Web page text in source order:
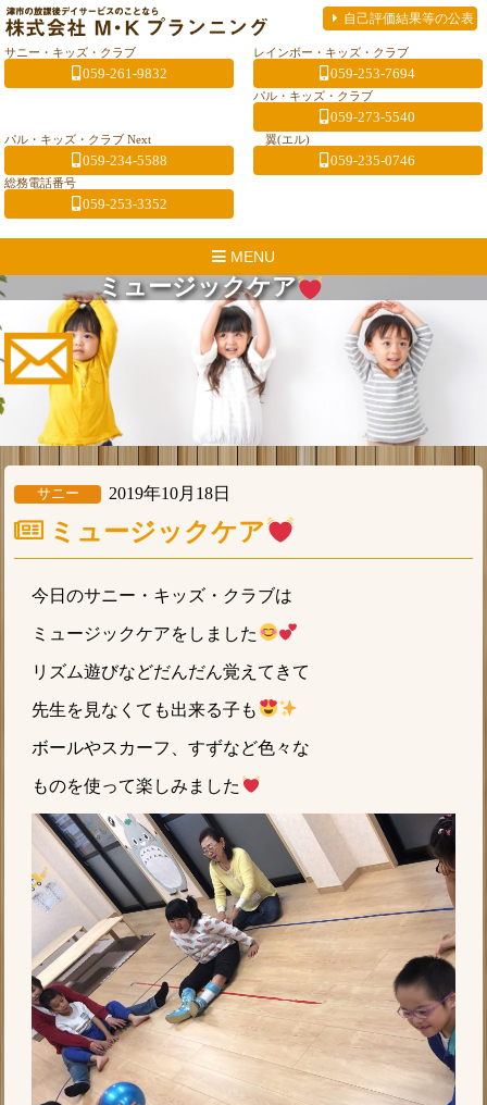
自己評価結果等の公表
サニー・キッズ・クラブ
059-261-9832
レインボー・キッズ・クラブ
059-253-7694
パル・キッズ・クラブ
059-273-5540
パル・キッズ・クラブ Next
059-234-5588
翼(エル)
059-235-0746
総務電話番号
059-253-3352
MENU
ミュージックケア
サニー 2019年10月18日
ミュージックケア
今日のサニー・キッズ・クラブは
ミュージックケアをしました
リズム遊びなどだんだん覚えてきて
先生を見なくても出来る子も
ボールやスカーフ、すずなど色々な
ものを使って楽しみました